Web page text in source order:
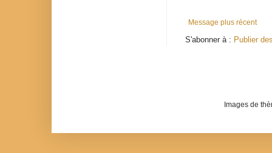
Message plus récent
S'abonner à : Publier
Images de